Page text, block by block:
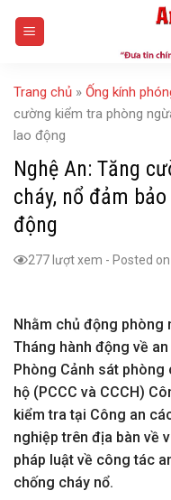
Trang chủ » Ống kính
cường kiểm tra phòng
lao động
Nghệ An: Tăng
cháy, nổ đảm
động
277 lượt xem - Posted on
Nhằm chủ động phòng
Tháng hành động về
Phòng Cảnh sát
hộ (PCCC và CCCH)
kiểm tra tại Công an
nghiệp trên địa bàn về
pháp luật về công tác
chống cháy nổ.